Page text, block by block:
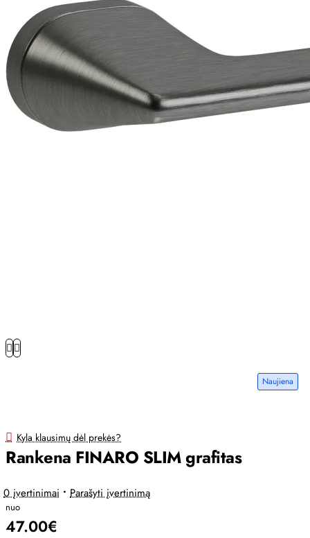
Naujiena
Kyla klausimų dėl prekės?
Rankena FINARO SLIM grafitas
0 įvertinimai • Parašyti įvertinimą
nuo
47.00€